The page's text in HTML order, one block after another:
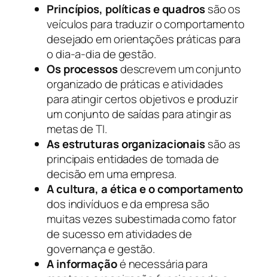
Princípios, políticas e quadrossão os
veículos para traduzir o comportamento
desejado em orientações práticas para
o dia-a-dia de gestão.
Os processosdescrevem um conjunto
organizado de práticas e atividades
para atingir certos objetivos e produzir
um conjunto de saídas para atingir as
metas de TI.
As estruturas organizacionaissão as
principais entidades de tomada de
decisão em uma empresa.
A cultura, a ética e o comportamento
dos indivíduos e da empresa são
muitas vezes subestimada como fator
de sucesso em atividades de
governança e gestão.
A informaçãoé necessária para